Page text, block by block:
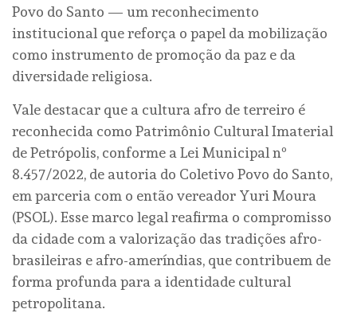
Povo do Santo — um reconhecimento
institucional que reforça o papel da mobilização
como instrumento de promoção da paz e da
diversidade religiosa.
Vale destacar que a cultura afro de terreiro é
reconhecida como Patrimônio Cultural Imaterial
de Petrópolis, conforme a Lei Municipal nº
8.457/2022, de autoria do Coletivo Povo do Santo,
em parceria com o então vereador Yuri Moura
(PSOL). Esse marco legal reafirma o compromisso
da cidade com a valorização das tradições afro-
brasileiras e afro-ameríndias, que contribuem de
forma profunda para a identidade cultural
petropolitana.